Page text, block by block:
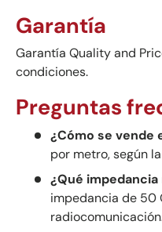
Garantía
Garantía Quality and
condiciones.
Preguntas
¿Cómo se vende
por metro, según
¿Qué impedancia
impedancia de 50